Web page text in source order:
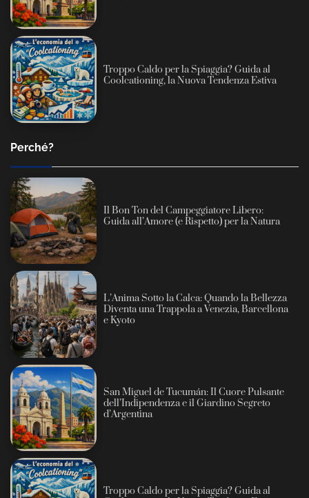
Troppo Caldo per la Spiaggia? Guida al
Coolcationing, la Nuova Tendenza Estiva
Perché?
Il Bon Ton del Campeggiatore Libero:
Guida all’Amore (e Rispetto) per la Natura
L’Anima Sotto la Calca: Quando la Bellezza
Diventa una Trappola a Venezia, Barcellona
e Kyoto
San Miguel de Tucumán: Il Cuore Pulsante
dell’Indipendenza e il Giardino Segreto
d’Argentina
Troppo Caldo per la Spiaggia? Guida al